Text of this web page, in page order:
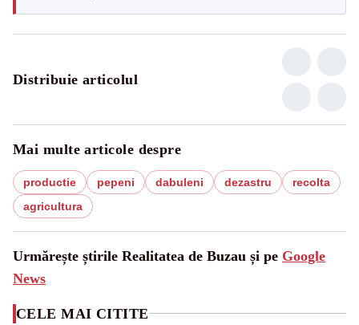
Distribuie articolul
Mai multe articole despre
productie pepeni dabuleni dezastru
recolta
agricultura
Urmărește știrile Realitatea de Buzau și pe Google
News
CELE MAI CITITE